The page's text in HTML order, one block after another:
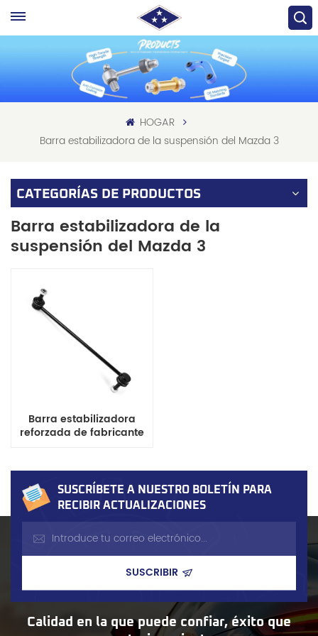
HOGAR
Barra estabilizadora de la suspensión del Mazda 3
CATEGORÍAS DE PRODUCTOS
Barra estabilizadora de la
suspensión del Mazda 3
Barra estabilizadora
reforzada de fabricante
SUSCRÍBETE A NUESTRO BOLETÍN PARA
RECIBIR ACTUALIZACIONES
Calidad en la que puede confiar, éxito que